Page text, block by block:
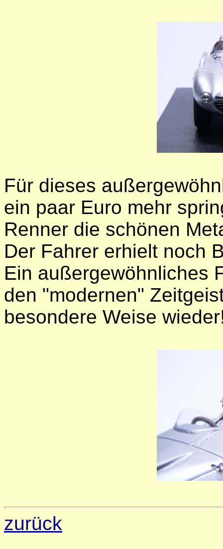
Für dieses
ein paar Euro mehr
Renner die schönen
Der Fahrer erhielt noch
Ein außergewöhnliches
den "modernen"
besondere Weise
zurück